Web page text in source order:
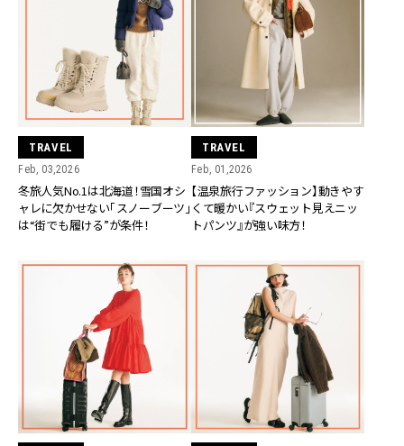
TRAVEL
Feb, 03,2026
冬旅人気No.1は北海道！雪国オシ
ャレに欠かせない「スノーブーツ」
は“街でも履ける”が条件！
TRAVEL
Feb, 01,2026
【温泉旅行ファッション】動きやす
くて暖かい『スウェット見えニッ
トパンツ』が強い味方！